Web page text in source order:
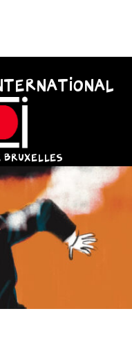
BRUXELLES